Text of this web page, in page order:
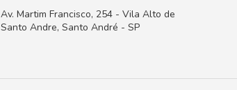
Av. Martim Francisco, 254 - Vila Alto de
Santo Andre, Santo André - SP